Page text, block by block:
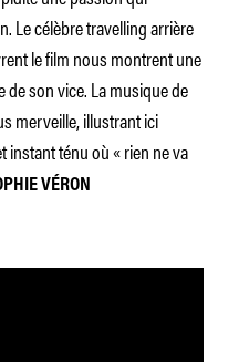
Le célèbre travelling arrière
le film nous montrentune
de son vice. La musique de
merveille, illustrant ici
instant ténu où « rien ne va
VÉRON